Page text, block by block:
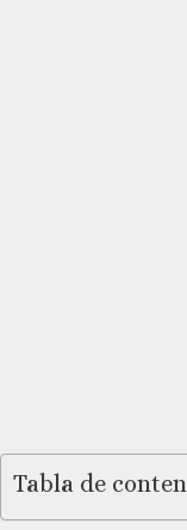
Tabla de